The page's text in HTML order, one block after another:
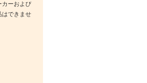
カーおよび
はできませ